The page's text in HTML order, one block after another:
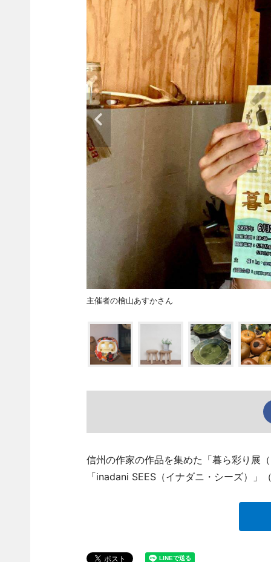
主催者の檜山あすかさん
信州の作家の作品を集めた「暮ら彩り展
「inadani SEES（イナダニ・シーズ）」